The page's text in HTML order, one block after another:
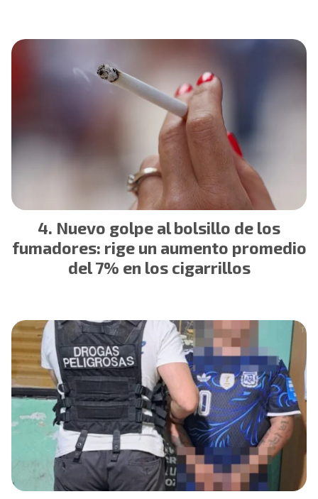
Nuevo golpe al bolsillo de los
fumadores: rige un aumento promedio
del 7% en los cigarrillos